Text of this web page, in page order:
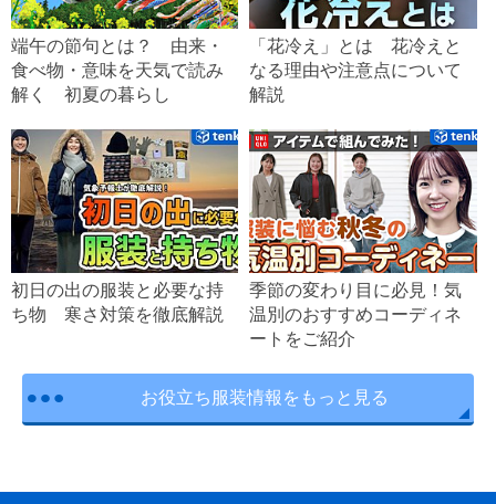
端午の節句とは？ 由来・
食べ物・意味を天気で読み
解く 初夏の暮らし
「花冷え」とは 花冷えと
なる理由や注意点について
解説
初日の出の服装と必要な持
ち物 寒さ対策を徹底解説
季節の変わり目に必見！気
温別のおすすめコーディネ
ートをご紹介
お役立ち服装情報をもっと見る